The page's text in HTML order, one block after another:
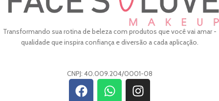
Transformando sua rotina de beleza com produtos que você vai amar -
qualidade que inspira confiança e diversão a cada aplicação.
CNPJ: 40.009.204/0001-08